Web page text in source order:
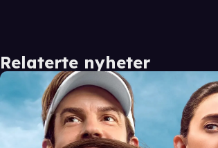
Relaterte nyheter